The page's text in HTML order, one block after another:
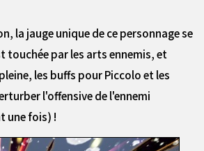
la jauge unique de ce personnage se
touchée par les arts ennemis, et
les buffs pour Piccolo et les
l'offensive de l'ennemi
une fois) !